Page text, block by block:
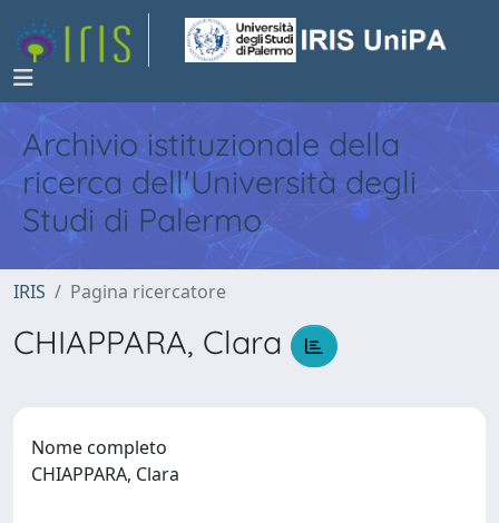
Archivio istituzionale della
ricerca dell'Università degli
Studi di Palermo
IRIS Pagina ricercatore
CHIAPPARA, Clara
Nome completo
CHIAPPARA, Clara